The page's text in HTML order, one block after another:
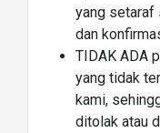
yang setaraf
dan
TIDAK ADA
yang tidak
kami,
ditolak atau